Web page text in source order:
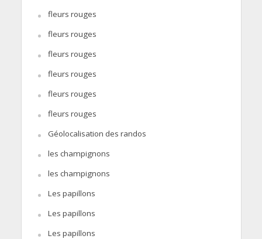
fleurs rouges
fleurs rouges
fleurs rouges
fleurs rouges
fleurs rouges
fleurs rouges
Géolocalisation des randos
les champignons
les champignons
Les papillons
Les papillons
Les papillons